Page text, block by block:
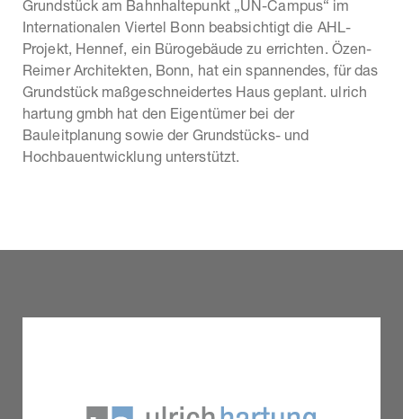
Grundstück am Bahnhaltepunkt „UN-Campus“ im
Internationalen Viertel Bonn beabsichtigt die AHL-
Projekt, Hennef, ein Bürogebäude zu errichten. Özen-
Reimer Architekten, Bonn, hat ein spannendes, für das
Grundstück maßgeschneidertes Haus geplant. ulrich
hartung gmbh hat den Eigentümer bei der
Bauleitplanung sowie der Grundstücks- und
Hochbauentwicklung unterstützt.